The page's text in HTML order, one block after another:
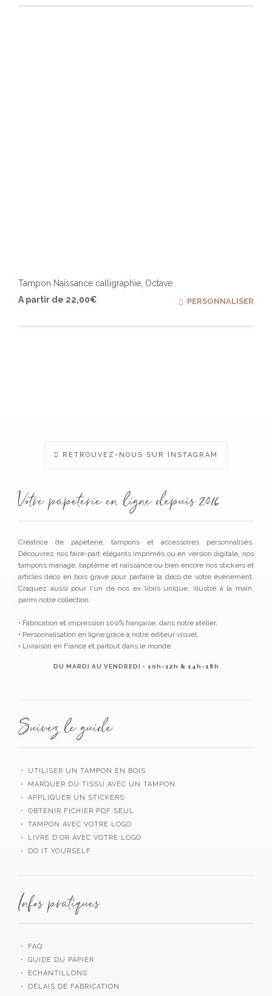
Tampon Naissance calligraphie, Octave
A partir de 22,00€ PERSONNALISER
RETROUVEZ-NOUS SUR INSTAGRAM
Votre papeterie en ligne depuis 2016
Créatrice de papeterie, tampons et accessoires personnalisés.
Découvrez nos faire-part élégants imprimés ou en version digitale, nos
tampons mariage, baptême et naissance ou bien encore nos stickers et
articles déco en bois gravé pour parfaire la déco de votre évènement.
Craquez aussi pour l'un de nos ex libris unique, illustré à la main,
parmi notre collection.
• Fabrication et impression 100% française, dans notre atelier.
• Personnalisation en ligne grâce à notre éditeur visuel.
• Livraison en France et partout dans le monde.
DU MARDI AU VENDREDI • 10h-12h & 14h-18h
Suivez le guide
・ UTILISER UN TAMPON EN BOIS
・ MARQUER DU TISSU AVEC UN TAMPON
・ APPLIQUER UN STICKERS
・ OBTENIR FICHIER PDF SEUL
・ TAMPON AVEC VOTRE LOGO
・ LIVRE D’OR AVEC VOTRE LOGO
・ DO IT YOURSELF
Infos pratiques
・ FAQ
・ GUIDE DU PAPIER
・ ECHANTILLONS
・ DÉLAIS DE FABRICATION